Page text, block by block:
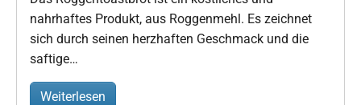
nahrhaftes Produkt, aus Roggenmehl. Es zeichnet
sich durch seinen herzhaften Geschmack und die
saftige…
Weiterlesen